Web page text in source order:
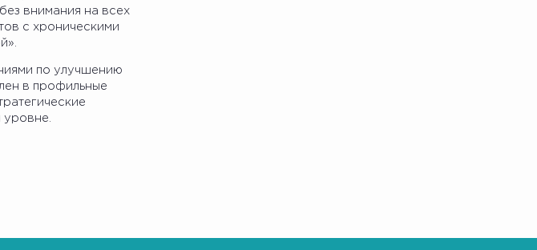
внимания на всех
с хроническими
по улучшению
в профильные